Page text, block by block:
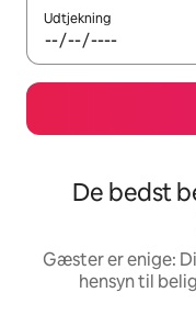
Udtjekning
De bedst
Gæster er enige:
hensyn til